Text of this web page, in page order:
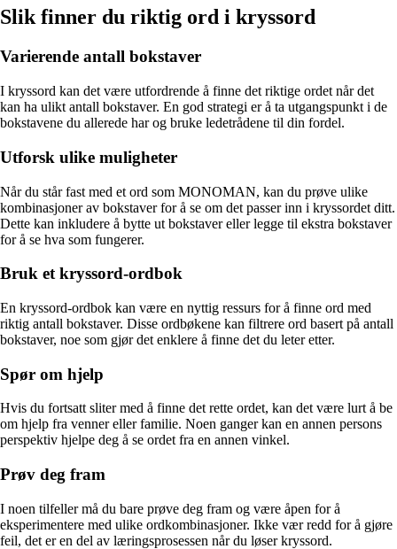
Slik finner du riktig ord i kryssord
Varierende antall bokstaver
I kryssord kan det være utfordrende å finne det riktige ordet når det
kan ha ulikt antall bokstaver. En god strategi er å ta utgangspunkt i de
bokstavene du allerede har og bruke ledetrådene til din fordel.
Utforsk ulike muligheter
Når du står fast med et ord som MONOMAN, kan du prøve ulike
kombinasjoner av bokstaver for å se om det passer inn i kryssordet ditt.
Dette kan inkludere å bytte ut bokstaver eller legge til ekstra bokstaver
for å se hva som fungerer.
Bruk et kryssord-ordbok
En kryssord-ordbok kan være en nyttig ressurs for å finne ord med
riktig antall bokstaver. Disse ordbøkene kan filtrere ord basert på antall
bokstaver, noe som gjør det enklere å finne det du leter etter.
Spør om hjelp
Hvis du fortsatt sliter med å finne det rette ordet, kan det være lurt å be
om hjelp fra venner eller familie. Noen ganger kan en annen persons
perspektiv hjelpe deg å se ordet fra en annen vinkel.
Prøv deg fram
I noen tilfeller må du bare prøve deg fram og være åpen for å
eksperimentere med ulike ordkombinasjoner. Ikke vær redd for å gjøre
feil, det er en del av læringsprosessen når du løser kryssord.